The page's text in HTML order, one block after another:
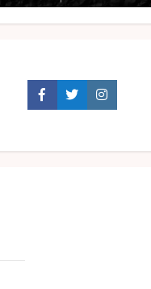
FacebookTwitterInstagram